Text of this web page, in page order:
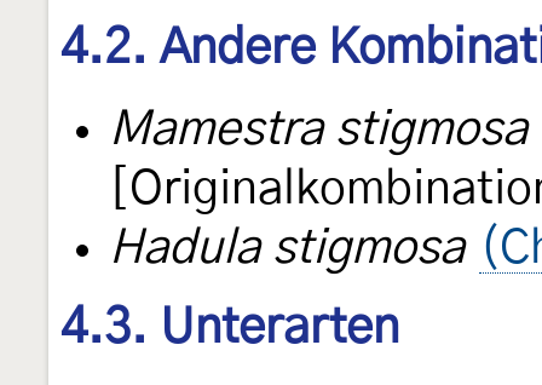
4.2. Andere
Mamestra stigmosa
Hadula stigmosa
4.3. Unterarten